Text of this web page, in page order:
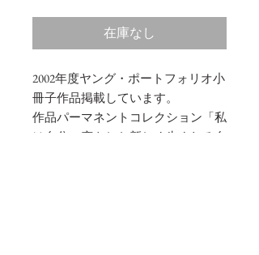
在庫なし
2002年度ヤング・ポートフォリオ小
冊子作品掲載しています。
作品パーマネントコレクション「私
は自分に恋をした新しく生まれる自